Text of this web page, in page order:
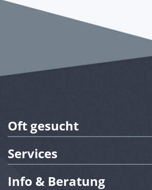
Oft gesucht
Services
Info & Beratung